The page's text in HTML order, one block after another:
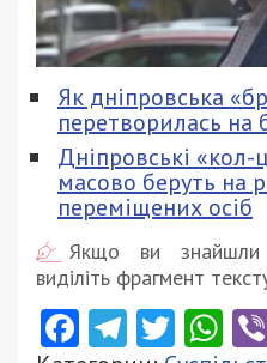
Як дніпровська
перетворилась на
Дніпровські «кол-
масово беруть на
переміщених осіб
Якщо ви знайшли
виділіть фрагмент
Facebook